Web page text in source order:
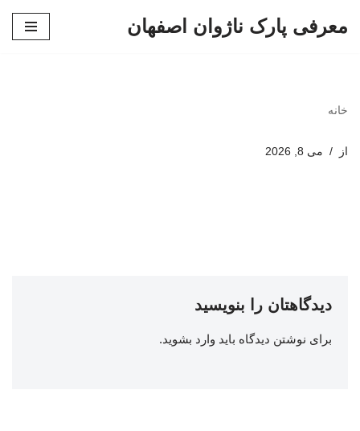
معرفی پارک ناژوان اصفهان
خانه
از می 8, 2026
دیدگاهتان را بنویسید
برای نوشتن دیدگاه باید وارد بشوید.